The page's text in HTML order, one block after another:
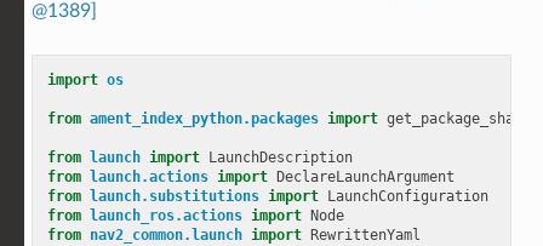
@1389]
import os
from ament_index_python.packages import
from launch import
LaunchDescription
from
launch.actions import
DeclareLaunchArgument
from
launch.substitutions import
LaunchConfiguration
from
launch_ros.actions import
Node
from nav2_common.launch import RewrittenYaml